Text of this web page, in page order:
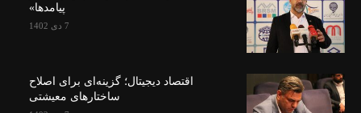
پیامدها»
7 دی 1402
اقتصاد دیجیتال؛ گزینه‌ای برای اصلاح
ساختارهای معیشتی